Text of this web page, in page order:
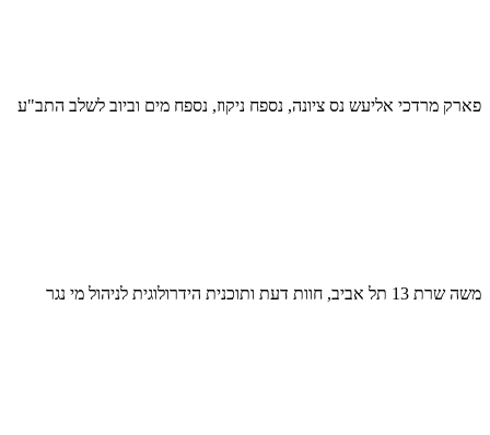
פארק מרדכי אליעש נס ציונה, נספח ניקוז, נספח מים וביוב לשלב התב"ע
משה שרת 13 תל אביב, חוות דעת ותוכנית הידרולוגית לניהול מי נגר